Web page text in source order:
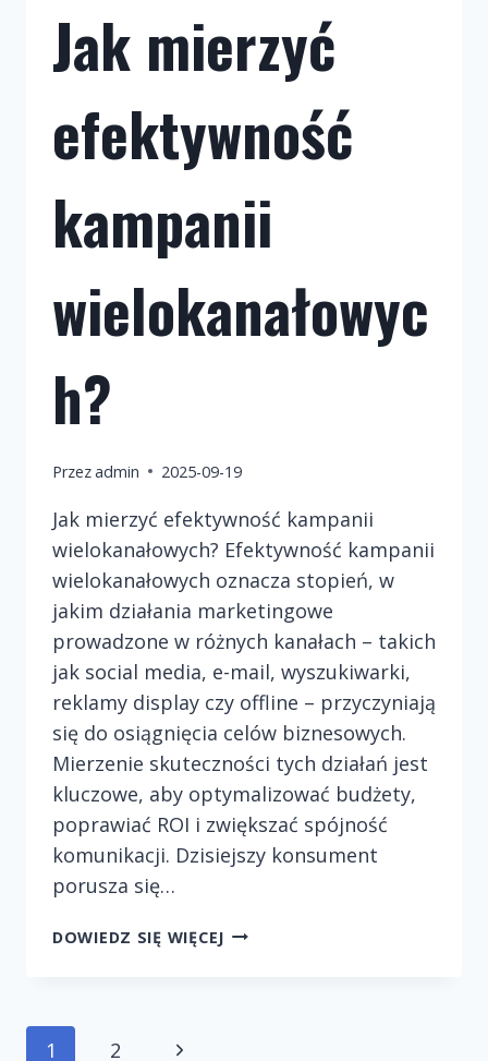
Jak mierzyć
efektywność
kampanii
wielokanałowyc
h?
Przezadmin 2025-09-19
Jak mierzyć efektywność kampanii
wielokanałowych? Efektywność kampanii
wielokanałowych oznacza stopień, w
jakim działania marketingowe
prowadzone w różnych kanałach – takich
jak social media, e-mail, wyszukiwarki,
reklamy display czy offline – przyczyniają
się do osiągnięcia celów biznesowych.
Mierzenie skuteczności tych działań jest
kluczowe, aby optymalizować budżety,
poprawiać ROI i zwiększać spójność
komunikacji. Dzisiejszy konsument
porusza się…
DOWIEDZ SIĘ WIĘCEJJAK
1 2 Następna